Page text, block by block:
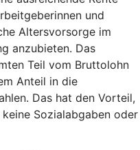
und
Altersvorsorge im
anzubieten. Das
Teil vom Bruttolohn
Anteil in die
Das hat den Vorteil,
Sozialabgaben oder